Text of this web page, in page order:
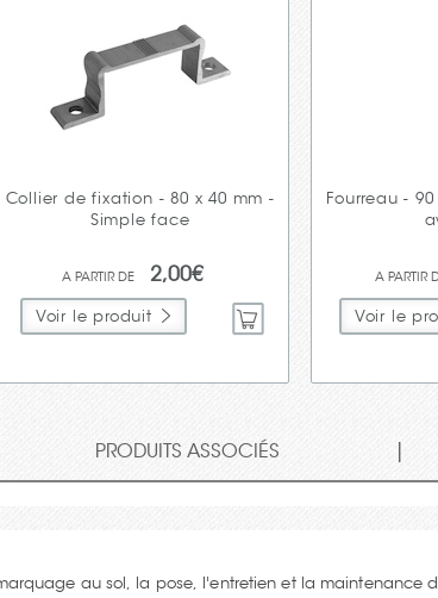
Collier de fixation - 80 x 40 mm -
Simple face
2,00€
Voir le produit
Fourreau -
Voir le
PRODUITS ASSOCIÉS
au sol, la pose, l'entretien et la maintenance